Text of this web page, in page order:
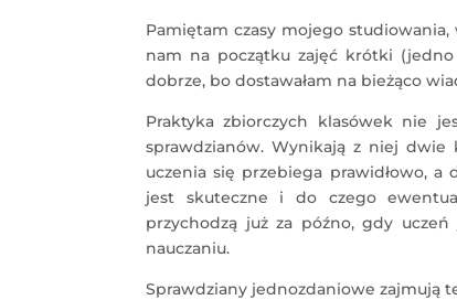
Pamiętam czasy mojego
nam na początku zajęć krótki
dobrze, bo dostawałam na bieżąco
Praktyka zbiorczych klasówek nie
sprawdzianów. Wynikają z niej
uczenia się przebiega prawidłowo,
jest skuteczne i do czego
przychodzą już za późno, gdy
nauczaniu.
Sprawdziany jednozdaniowe zajmują